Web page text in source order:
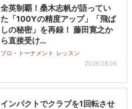
全英制覇！桑木志帆が語ってい
た「100Yの精度アップ」「飛ば
しの秘密」を再録！ 藤田寛之か
ら直接受け…
プロ・トーナメント レッスン
2026.08.06
インパクトでクラブを1回転させ